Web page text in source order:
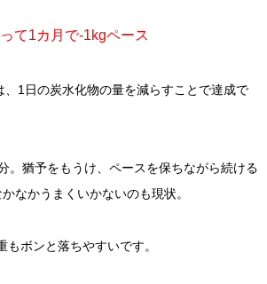
て1カ月で-1kgペース
、1日の炭水化物の量を減らすことで達成で
。猶予をもうけ、ペースを保ちながら続ける
なかうまくいかないのも現状。
ボンと落ちやすいです。